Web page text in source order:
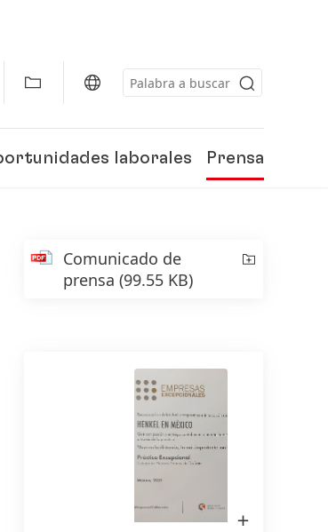
150 años de Henkel
Quince décadas de espíritu pionero
laborales Prensa
Comunicado de
prensa (99.55 KB)
imagen